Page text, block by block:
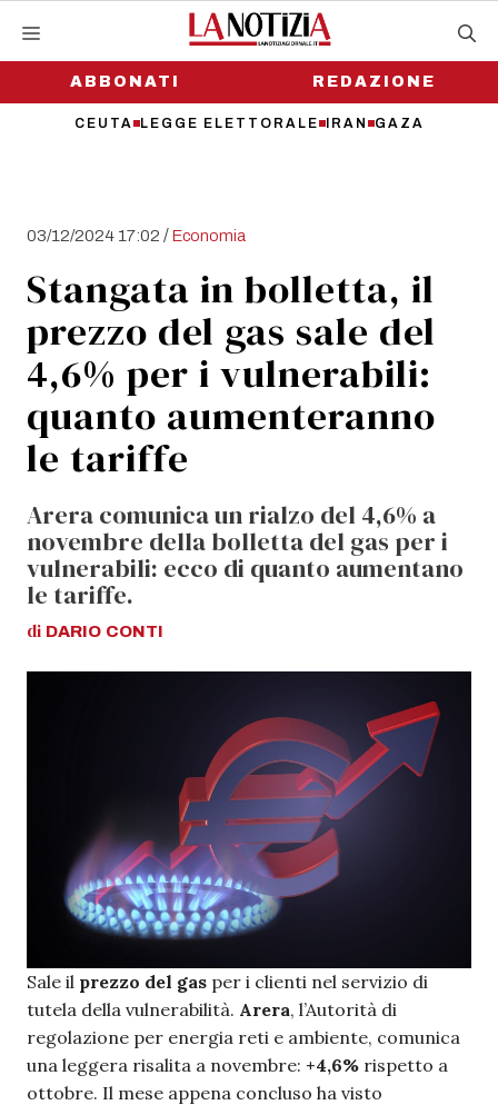
contenutoABBONATI
CEUTA LEGGE ELETTORALE IRAN GAZA
REDAZIONE
03/12/2024 17:02 /Economia
Stangata in bolletta, il
prezzo del gas sale del
4,6% per i vulnerabili:
quanto aumenteranno
le tariffe
Arera comunica un rialzo del 4,6% a
novembre della bolletta del gas per i
vulnerabili: ecco di quanto aumentano
le tariffe.
di DARIO CONTI
Sale il prezzo del gas per i clienti nel servizio di
tutela della vulnerabilità. Arera, l’Autorità di
regolazione per energia reti e ambiente, comunica
una leggera risalita a novembre: +4,6% rispetto a
ottobre. Il mese appena concluso ha visto